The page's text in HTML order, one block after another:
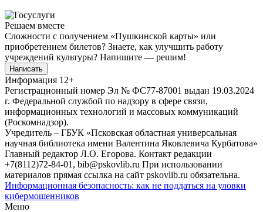
Решаем вместе
Сложности с получением «Пушкинской карты» или
приобретением билетов? Знаете, как улучшить работу
учреждений культуры? Напишите — решим!
Написать
Информация 12+
Регистрационный номер Эл № ФС77-87001 выдан 19.03.2024
г. Федеральной службой по надзору в сфере связи,
информационных технологий и массовых коммуникаций
(Роскомнадзор).
Учредитель – ГБУК «Псковская областная универсальная
научная библиотека имени Валентина Яковлевича Курбатова»
Главный редактор Л.О. Егорова. Контакт редакции
+7(8112)72-84-01, bib@pskovlib.ru При использовании
материалов прямая ссылка на сайт pskovlib.ru обязательна.
Информационная безопасность: как не поддаться на уловки
кибермошенников
Меню